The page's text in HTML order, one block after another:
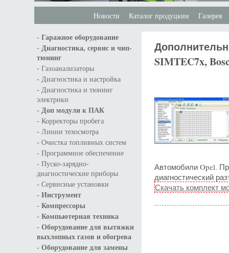
Новости Каталог продуцкии Галерея
- Гаражное оборудование
- Диагностика, сервис и чип-
тюнинг
- Газоанализаторы
- Диагностика и настройка
- Диагностика и тюнинг
электрики
- Доп модули к ПАК
- Корректоры пробега
- Линии техосмотра
- Очистка топливных систем
- Программное обеспечение
- Пуско-зарядно-
диагностические приборы
- Сервисные установки
- Инструмент
- Компрессоры
- Компьютерная техника
- Оборудование для вытяжки
выхлопных газов и обогрева
- Оборудование для замены
SIMTEC7x,
Автомобили Opel.
диагностический
Скачать комплект